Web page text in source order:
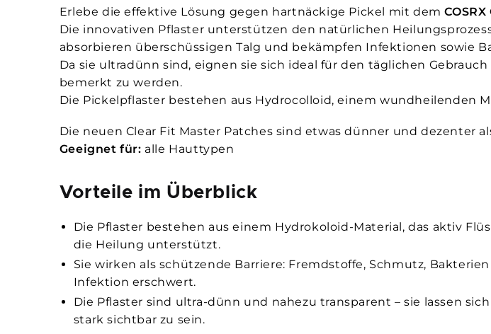
Erlebe die effektive Lösung gegen hartnäckige Pickel mit dem
Die innovativen Pflaster unterstützen den natürlichen
absorbieren überschüssigen Talg und bekämpfen Infektionen sowie
Da sie ultradünn sind, eignen sie sich ideal für den täglichen
bemerkt zu werden.
Die Pickelpflaster bestehen aus Hydrocolloid, einem wundheilenden
Die neuen Clear Fit Master Patches sind etwas dünner und dezenter
Geeignet für: alle Hauttypen
Vorteile im Überblick
Die Pflaster bestehen aus einem Hydro­koloid-Material, das aktiv
die Heilung unterstützt.
Sie wirken als schützende Barriere: Fremdstoffe, Schmutz,
Infektion erschwert.
Die Pflaster sind ultra-dünn und nahezu transparent – sie lassen
stark sichtbar zu sein.